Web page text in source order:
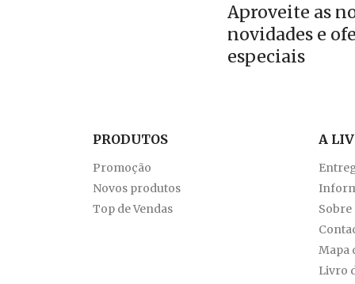
Aproveite as
novidades e
especiais
PRODUTOS
Promoção
Novos produtos
Top de Vendas
A
Sobre
Mapa
Livro